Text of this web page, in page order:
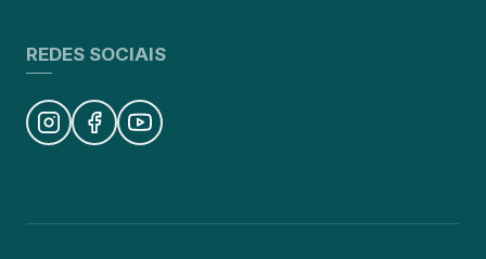
REDES SOCIAIS